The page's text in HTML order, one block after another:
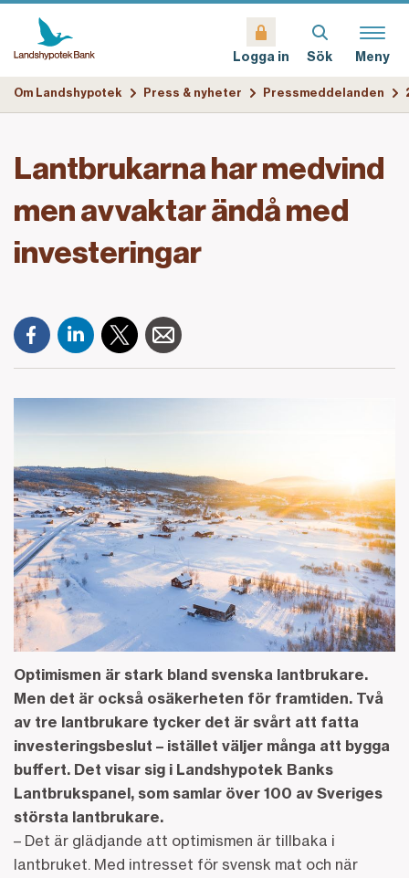
Logga in Sök Meny
Om Landshypotek Press & nyheter Pressmeddelanden
Lantbrukarna har medvind
men avvaktar ändå med
investeringar
Optimismen är stark bland svenska lantbrukare.
Men det är också osäkerheten för framtiden. Två
av tre lantbrukare tycker det är svårt att fatta
investeringsbeslut – istället väljer många att bygga
buffert. Det visar sig i Landshypotek Banks
Lantbrukspanel, som samlar över 100 av Sveriges
största lantbrukare.
– Det är glädjande att optimismen är tillbaka i
lantbruket. Med intresset för svensk mat och när